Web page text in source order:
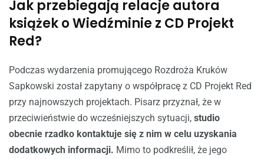
Jak przebiegają relacje autora
książek o Wiedźminie z CD Projekt
Red?
Podczas wydarzenia promującego Rozdroża Kruków
Sapkowski został zapytany o współpracę z CD Projekt Red
przy najnowszych projektach. Pisarz przyznał, że w
przeciwieństwie do wcześniejszych sytuacji, studio
obecnie rzadko kontaktuje się z nim w celu uzyskania
dodatkowych informacji. Mimo to podkreślił, że jego